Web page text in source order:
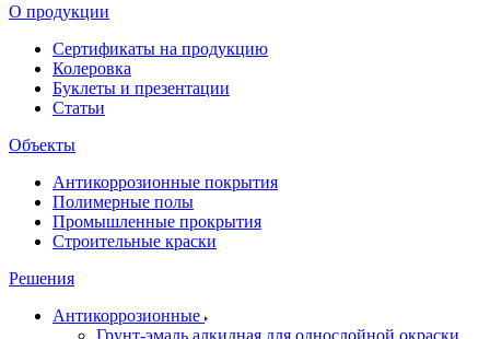
О продукции
Сертификаты на продукцию
Колеровка
Буклеты и презентации
Статьи
Объекты
Антикоррозионные покрытия
Полимерные полы
Промышленные прокрытия
Строительные краски
Решения
Антикоррозионные
Грунт-эмаль алкидная для однослойной окраски